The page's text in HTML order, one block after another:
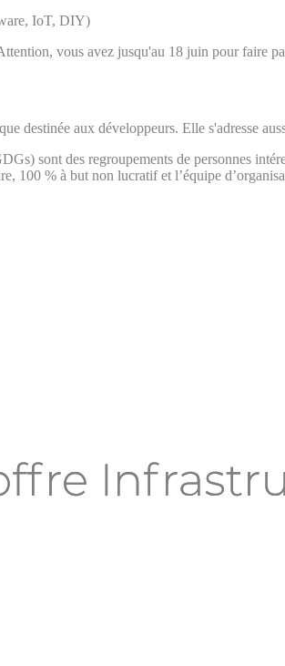
IoT, DIY)
vous avez jusqu'au 18 juin pour faire
destinée aux développeurs. Elle s'adresse
sont des regroupements de personnes
% à but non lucratif et l’équipe